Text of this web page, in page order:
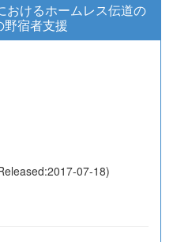
おけるホームレス伝道の
野宿者支援
07-18)